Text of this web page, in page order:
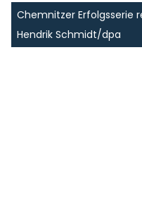
Chemnitzer Erfolgsserie
Hendrik Schmidt/dpa